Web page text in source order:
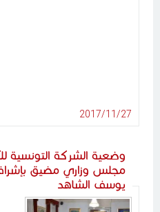
2017/11/27
وضعية الشركة التونسية
مجلس وزاري مضيق
يوسف الشاهد